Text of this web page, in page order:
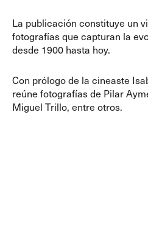
La publicación constituye un
fotografías que capturan la
desde 1900 hasta hoy.
Con prólogo de la cineaste
reúne fotografías de Pilar
Miguel Trillo, entre otros.